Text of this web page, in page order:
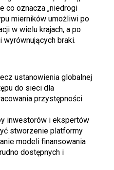
co oznacza „niedrogi
mierników umożliwi po
w wielu krajach, a po
braki.
ustanowienia globalnej
do sieci dla
przystępności
inwestorów i ekspertów
stworzenie platformy
modeli finansowania
dostępnych i